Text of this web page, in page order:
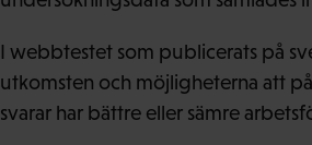
I webbtestet som publicerats på
utkomsten och möjligheterna att
svarar har bättre eller sämre